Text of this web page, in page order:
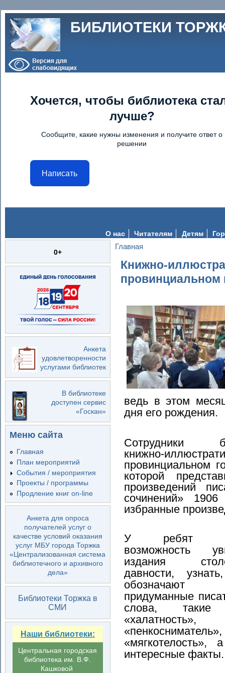
Перейти к основному содержанию
БИБЛИОТЕКИ
Хочется, чтобы библиотека
лучше?
Сообщите, какие нужны изменения и получите ответ о
решении
Написать
О нас Читателям Детям
0+
Анкета
удовлетворенности
услугами библиотек
В библиотеке
доступен сервис
«Госкан»
Меню сайта
Главная
План мероприятий
События / мероприятия
Проекты / программы
Продление книг on-line
Анкета для опроса
получателей услуг о
качестве условий оказания
услуг МБУ города Торжка
«Централизованная система
библиотечного и архивного
дела»
Библиотеки Торжка в
СМИ
Наши библиотеки:
Центральная городская
библиотека им. В.Ф.
Кашковой
Вы здесь
Главная
ведь в этом
дня его рождения.
Сотрудники
провинциальном
которой
произведений
сочинений»
избранные
У ребят
возможность
издания
давности,
обозначают
придуманные
слова, такие
«халатность»,
интересные факты.